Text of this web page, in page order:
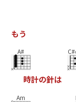
もう
A#
時計の針は
Am